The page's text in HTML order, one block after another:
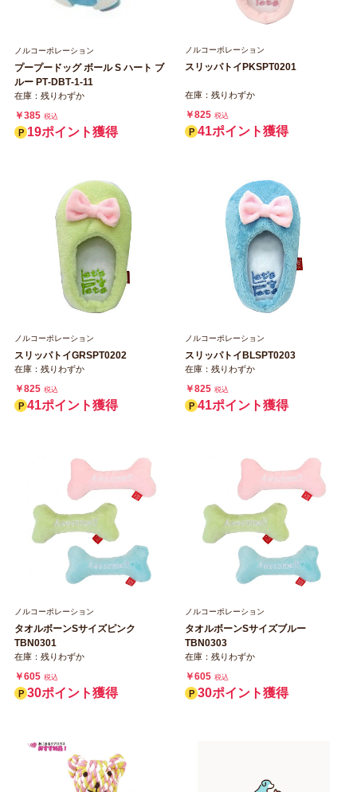
ノルコーポレーション
プープードッグ ボール S ハート ブ
ルー PT‐DBT‐1‐11
在庫：残りわずか
￥385 税込
19ポイント獲得
ノルコーポレーション
スリッパトイPKSPT0201
在庫：残りわずか
￥825 税込
41ポイント獲得
ノルコーポレーション
スリッパトイGRSPT0202
在庫：残りわずか
￥825 税込
41ポイント獲得
ノルコーポレーション
スリッパトイBLSPT0203
在庫：残りわずか
￥825 税込
41ポイント獲得
ノルコーポレーション
タオルボーンSサイズピンク
TBN0301
在庫：残りわずか
￥605 税込
30ポイント獲得
ノルコーポレーション
タオルボーンSサイズブルー
TBN0303
在庫：残りわずか
￥605 税込
30ポイント獲得